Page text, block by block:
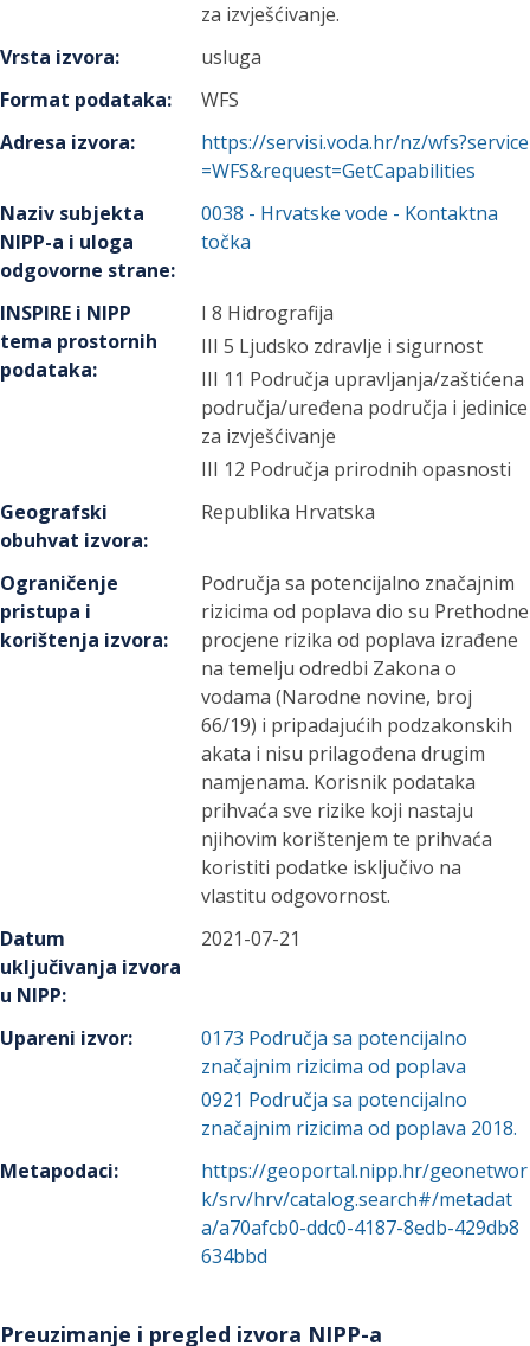
za izvješćivanje.
Vrsta izvora:
usluga
Format podataka:
WFS
Adresa izvora:
https://servisi.voda.hr/nz/wfs?service
=WFS&request=GetCapabilities
Naziv subjekta
NIPP-a i uloga
odgovorne strane:
0038 - Hrvatske vode - Kontaktna
točka
INSPIRE i NIPP
tema prostornih
podataka:
I 8 Hidrografija
III 5 Ljudsko zdravlje i sigurnost
III 11 Područja upravljanja/zaštićena
područja/uređena područja i jedinice
za izvješćivanje
III 12 Područja prirodnih opasnosti
Geografski
obuhvat izvora:
Republika Hrvatska
Ograničenje
pristupa i
korištenja izvora:
Područja sa potencijalno značajnim
rizicima od poplava dio su Prethodne
procjene rizika od poplava izrađene
na temelju odredbi Zakona o
vodama (Narodne novine, broj
66/19) i pripadajućih podzakonskih
akata i nisu prilagođena drugim
namjenama. Korisnik podataka
prihvaća sve rizike koji nastaju
njihovim korištenjem te prihvaća
koristiti podatke isključivo na
vlastitu odgovornost.
Datum
uključivanja izvora
u NIPP:
2021-07-21
Upareni izvor: 0173 Područja sa potencijalno
značajnim rizicima od poplava
0921 Područja sa potencijalno
značajnim rizicima od poplava 2018.
Metapodaci:
https://geoportal.nipp.hr/geonetwor
k/srv/hrv/catalog.search#/metadat
a/a70afcb0-ddc0-4187-8edb-429db8
634bbd
Preuzimanje i pregled izvora NIPP-a